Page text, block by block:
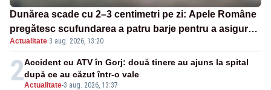
Dunărea scade cu 2–3 centimetri pe zi: Apele Române
pregătesc scufundarea a patru barje pentru a asigura
răcirea reactorului
Actualitate·3 aug. 2026, 13:20
2Actualitate-3 aug. 2026, 13:37
Accident cu ATV în Gorj: două tinere au ajuns la spital
după ce au căzut într-o vale